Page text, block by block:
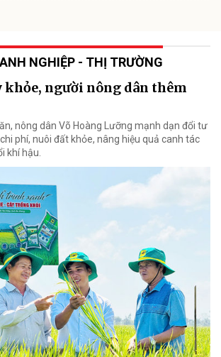
NGHIỆP - THỊ TRƯỜNG
khỏe, người nông dân thêm
nông dân Võ Hoàng Lưỡng mạnh dạn đổi tư
phí, nuôi đất khỏe, nâng hiệu quả canh tác
khí hậu.